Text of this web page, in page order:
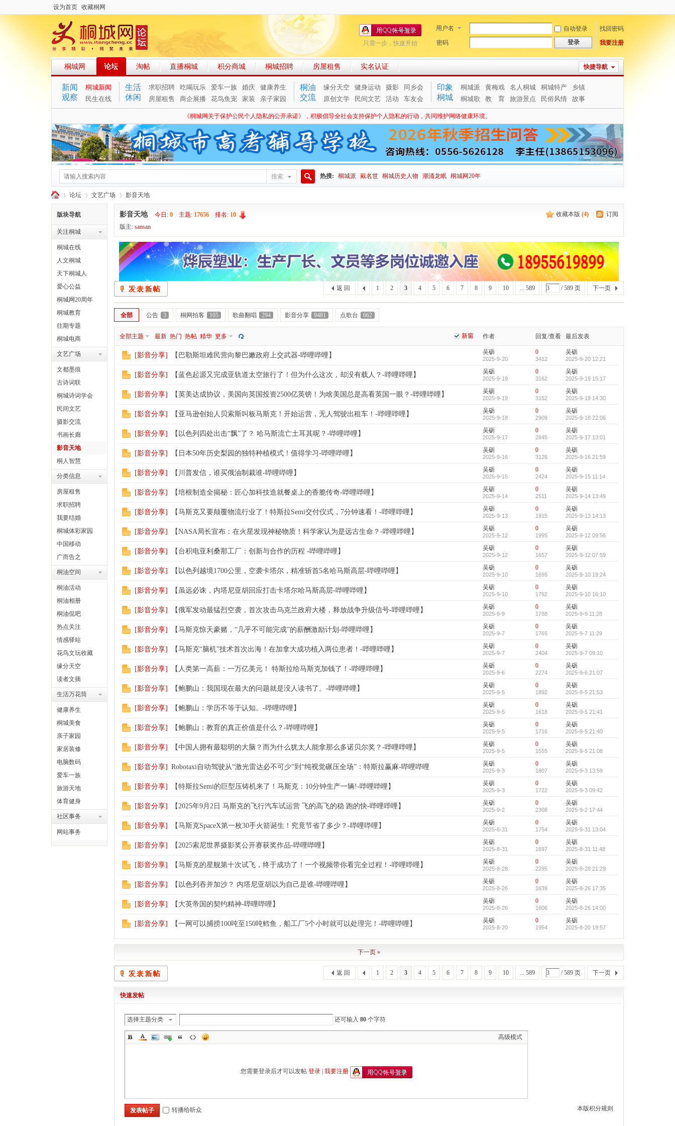
设为首页 收藏桐网
用户名 自动登录
找回密码
密码
登录 我要注册
只需一步，快速开始
快捷导航
桐城网 论坛 淘帖 直播桐城 积分商城 桐城招聘 房屋租售 实名认证
新闻
观察
桐城新闻
民生在线
生活
休闲
求职招聘 吃喝玩乐 爱车一族 婚庆
健康养生
房屋租售
商企展播 花鸟鱼宠 家装 亲子家园
桐油
交流
缘分天空 健身运动 摄影
同乡会
原创文学
民间文艺 活动 车友会
印象
桐城
桐城派 黄梅戏 名人桐城 桐城特产
乡镇
桐城歌
教 育 旅游景点 民俗风情 故事
《桐城网关于保护公民个人隐私的公开承诺》，积极倡导全社会支持保护个人隐私的行动，共同维护网络健康环境。
搜索 热搜: 桐城派 戴名世 桐城历史人物 潮涌龙眠 桐城网20年
桐
城
»
论坛
›
文艺广场
›
影音天地
版块导航
关注桐城
桐城在线
人文桐城
天下桐城人
爱心公益
桐城网20周年
桐城教育
往期专题
桐城电商
文艺广场
文都墨痕
古诗词联
桐城诗词学会
民间文艺
摄影交流
书画长廊
影音天地
桐人智慧
分类信息
房屋租售
求职招聘
我要结婚
桐城体彩家园
中国移动
广而告之
桐油空间
桐油活动
桐油相册
桐油侃吧
热点关注
情感驿站
花鸟文玩收藏
缘分天空
读者文摘
生活万花筒
健康养生
桐城美食
亲子家园
家居装修
电脑数码
爱车一族
旅游天地
体育健身
社区事务
网站事务
收藏本版 (4) 订阅
影音天地 今日: 0 主题: 17656 排名: 10
版主: sansan
1 2 3 4 5 6 7 8 9 10 ... 589 / 589 页 下一页
返 回
全部 公告 3 桐网拍客 105 歌曲翻唱 294 影音分享 9481 点歌台 662
新窗
全部主题 最新 热门 热帖 精华 更多 作者 回复/查看 最后发表
[影音分享] 【巴勒斯坦难民营向黎巴嫩政府上交武器-哔哩哔哩】 吴砺
2025-9-20
0
3412
吴砺
2025-9-20 12:21
[影音分享] 【蓝色起源又完成亚轨道太空旅行了！但为什么这次，却没有载人？-哔哩哔哩】 吴砺
2025-9-19
0
3162
吴砺
2025-9-19 15:17
[影音分享] 【英美达成协议，美国向英国投资2500亿英镑！为啥美国总是高看英国一眼？-哔哩哔哩】 吴砺
2025-9-19
0
3152
吴砺
2025-9-19 14:30
[影音分享] 【亚马逊创始人贝索斯叫板马斯克！开始运营，无人驾驶出租车！-哔哩哔哩】 吴砺
2025-9-18
0
2909
吴砺
2025-9-18 22:06
[影音分享] 【以色列四处出击“飘”了？ 哈马斯流亡土耳其呢？-哔哩哔哩】 吴砺
2025-9-17
0
2845
吴砺
2025-9-17 13:01
[影音分享] 【日本50年历史梨园的独特种植模式！值得学习-哔哩哔哩】 吴砺
2025-9-16
0
3126
吴砺
2025-9-16 21:59
[影音分享] 【川普发信，谁买俄油制裁谁-哔哩哔哩】 吴砺
2025-9-15
0
2424
吴砺
2025-9-15 11:14
[影音分享] 【培根制造全揭秘：匠心加科技造就餐桌上的香脆传奇-哔哩哔哩】 吴砺
2025-9-14
0
2511
吴砺
2025-9-14 13:49
[影音分享] 【马斯克又要颠覆物流行业了！特斯拉Semi交付仪式，7分钟速看！-哔哩哔哩】 吴砺
2025-9-13
0
1915
吴砺
2025-9-13 14:13
[影音分享] 【NASA局长宣布：在火星发现神秘物质！科学家认为是远古生命？-哔哩哔哩】 吴砺
2025-9-12
0
1995
吴砺
2025-9-12 09:56
[影音分享] 【台积电亚利桑那工厂：创新与合作的历程 -哔哩哔哩】 吴砺
2025-9-12
0
1657
吴砺
2025-9-12 07:59
[影音分享] 【以色列越境1700公里，空袭卡塔尔，精准斩首5名哈马斯高层-哔哩哔哩】 吴砺
2025-9-10
0
1695
吴砺
2025-9-10 19:24
[影音分享] 【虽远必诛，内塔尼亚胡回应打击卡塔尔哈马斯高层-哔哩哔哩】 吴砺
2025-9-10
0
1792
吴砺
2025-9-10 16:10
[影音分享] 【俄军发动最猛烈空袭，首次攻击乌克兰政府大楼，释放战争升级信号-哔哩哔哩】 吴砺
2025-9-9
0
1788
吴砺
2025-9-9 11:28
[影音分享] 【马斯克惊天豪赌，“几乎不可能完成”的薪酬激励计划-哔哩哔哩】 吴砺
2025-9-7
0
1765
吴砺
2025-9-7 11:29
[影音分享] 【马斯克“脑机”技术首次出海！在加拿大成功植入两位患者！-哔哩哔哩】 吴砺
2025-9-7
0
2404
吴砺
2025-9-7 09:10
[影音分享] 【人类第一高薪：一万亿美元！ 特斯拉给马斯克加钱了！-哔哩哔哩】 吴砺
2025-9-6
0
2274
吴砺
2025-9-6 21:07
[影音分享] 【鲍鹏山：我国现在最大的问题就是没人读书了。-哔哩哔哩】 吴砺
2025-9-5
0
1892
吴砺
2025-9-5 21:53
[影音分享] 【鲍鹏山：学历不等于认知。-哔哩哔哩】 吴砺
2025-9-5
0
1618
吴砺
2025-9-5 21:41
[影音分享] 【鲍鹏山：教育的真正价值是什么？-哔哩哔哩】 吴砺
2025-9-5
0
1716
吴砺
2025-9-5 21:40
[影音分享] 【中国人拥有最聪明的大脑？而为什么犹太人能拿那么多诺贝尔奖？-哔哩哔哩】 吴砺
2025-9-5
0
1555
吴砺
2025-9-5 21:08
[影音分享] Robotaxi自动驾驶从“激光雷达必不可少”到“纯视觉碾压全场”：特斯拉赢麻-哔哩哔哩 吴砺
2025-9-3
0
1807
吴砺
2025-9-3 13:59
[影音分享] 【特斯拉Semi的巨型压铸机来了！马斯克：10分钟生产一辆!-哔哩哔哩】 吴砺
2025-9-3
0
1722
吴砺
2025-9-3 09:42
[影音分享] 【2025年9月2日 马斯克的飞行汽车试运营 飞的高飞的稳 跑的快-哔哩哔哩】 吴砺
2025-9-2
0
2308
吴砺
2025-9-2 17:44
[影音分享] 【马斯克SpaceX第一枚30手火箭诞生！究竟节省了多少？-哔哩哔哩】 吴砺
2025-8-31
0
1754
吴砺
2025-8-31 13:04
[影音分享] 【2025索尼世界摄影奖公开赛获奖作品-哔哩哔哩】 吴砺
2025-8-31
0
1697
吴砺
2025-8-31 11:48
[影音分享] 【马斯克的星舰第十次试飞，终于成功了！一个视频带你看完全过程！-哔哩哔哩】 吴砺
2025-8-28
0
2295
吴砺
2025-8-28 21:29
[影音分享] 【以色列吞并加沙？ 内塔尼亚胡以为自己是谁-哔哩哔哩】 吴砺
2025-8-26
0
1639
吴砺
2025-8-26 17:35
[影音分享] 【大英帝国的契约精神-哔哩哔哩】 吴砺
2025-8-26
0
1606
吴砺
2025-8-26 14:00
[影音分享] 【一网可以捕捞100吨至150吨鳕鱼，船工厂5个小时就可以处理完！-哔哩哔哩】 吴砺
2025-8-20
0
1954
吴砺
2025-8-20 19:57
下一页 »
1 2 3 4 5 6 7 8 9 10 ... 589 / 589 页 下一页
返 回
快速发帖
选择主题分类 还可输入 80 个字符
高级模式
您需要登录后才可以发帖 登录| 我要注册
本版积分规则
发表帖子 转播给听众